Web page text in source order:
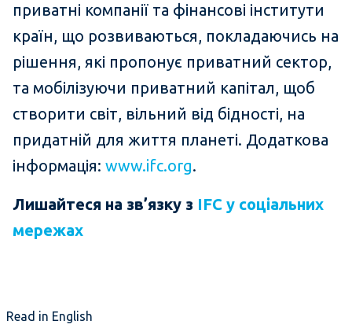
приватні компанії та фінансові інститути
країн, що розвиваються, покладаючись на
рішення, які пропонує приватний сектор,
та мобілізуючи приватний капітал, щоб
створити світ, вільний від бідності, на
придатній для життя планеті. Додаткова
інформація: www.ifc.org.
Лишайтеся на зв’язку з IFC у соціальних
мережах
Read in English